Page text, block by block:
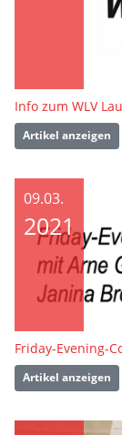
Info zum WLV
Artikel anzeigen
09.03.
2021
Friday-Evening-
Artikel anzeigen